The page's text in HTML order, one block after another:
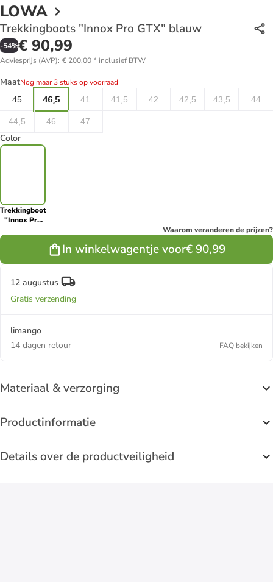
LOWA
Trekkingboots "Innox Pro GTX" blauw
-54%€ 90,99
Adviesprijs (AVP): € 200,00* inclusief BTW
MaatNog maar 3 stuks op voorraad
45
46,5 41 41,5 42 42,5 43,5 44
44,5 46 47
Color
Trekkingboots
"Innox Pro
Waarom veranderen de prijzen?
In winkelwagentje voor€ 90,99
12 augustus
Gratis verzending
limango
14 dagen retour
FAQ bekijken
Materiaal & verzorging
Productinformatie
Details over de productveiligheid